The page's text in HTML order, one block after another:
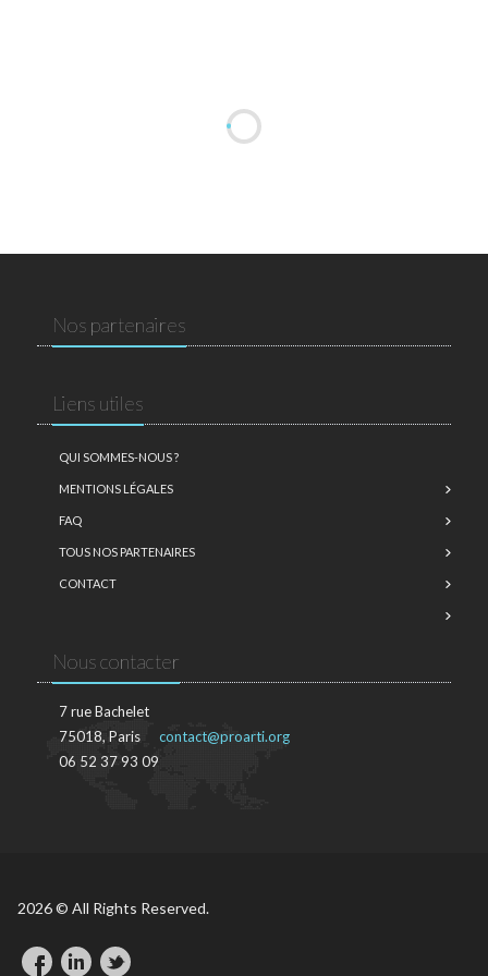
Nos partenaires
Liens utiles
QUI SOMMES-NOUS ?
MENTIONS LÉGALES
FAQ
TOUS NOS PARTENAIRES
CONTACT
Nous contacter
7 rue Bachelet
75018, Paris
06 52 37 93 09
contact@proarti.org
2026 © All Rights Reserved.